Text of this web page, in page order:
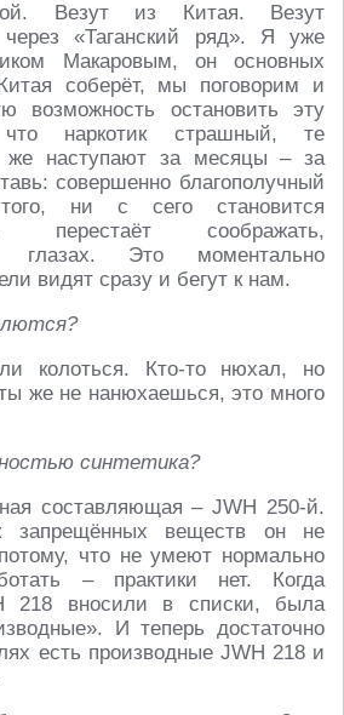
Везут из Китая. Везут
через «Таганский ряд». Я уже
Макаровым, он основных
соберёт, мы поговорим и
возможность остановить эту
наркотик страшный, те
же наступают за месяцы – за
совершенно благополучный
ни с сего становится
перестаёт соображать,
глазах. Это моментально
видят сразу и бегут к нам.
колоться. Кто-то нюхал, но
ты же не нанюхаешься, это много
синтетика?
составляющая – JWH 250-й.
запрещённых веществ он не
что не умеют нормально
– практики нет. Когда
218 вносили в списки, была
И теперь достаточно
есть производные JWH 218 и